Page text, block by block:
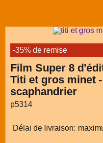
-35% de remise
Film Super 8
Titi et gros minet
scaphandrier
p5314
Délai de livraison: